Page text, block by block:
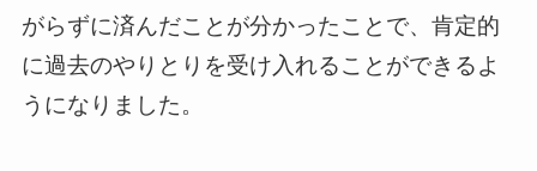
がらずに済んだことが分かったことで、肯定的
に過去のやりとりを受け入れることができるよ
うになりました。